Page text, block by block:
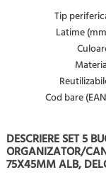
Tip
Latime
Cod bare
DESCRIERE SET 5
ORGANIZATOR/
75X45MM ALB,